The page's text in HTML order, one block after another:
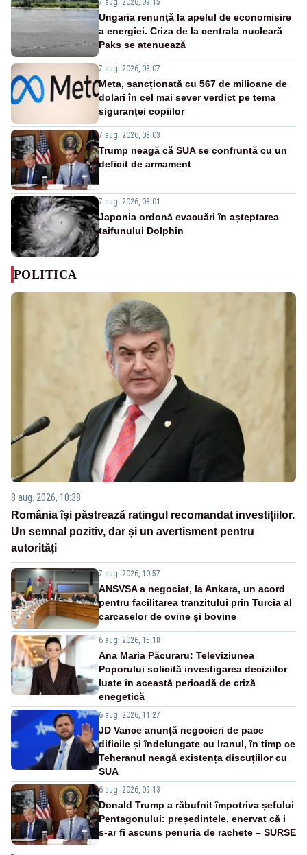
Ungaria renunță la apelul de economisire
a energiei. Criza de la centrala nucleară
Paks se atenuează
7 aug. 2026, 08:07
Meta, sancționată cu 567 de milioane de
dolari în cel mai sever verdict pe tema
siguranței copiilor
7 aug. 2026, 08:03
Trump neagă că SUA se confruntă cu un
deficit de armament
7 aug. 2026, 08:01
Japonia ordonă evacuări în așteptarea
taifunului Dolphin
POLITICA
8 aug. 2026, 10:38
România își păstrează ratingul recomandat investițiilor.
Un semnal pozitiv, dar și un avertisment pentru
autorități
7 aug. 2026, 10:57
ANSVSA a negociat, la Ankara, un acord
pentru facilitarea tranzitului prin Turcia al
carcaselor de ovine și bovine
6 aug. 2026, 15:18
Ana Maria Păcuraru: Televiziunea
Poporului solicită investigarea deciziilor
luate în această perioadă de criză
enegetică
6 aug. 2026, 11:27
JD Vance anunță negocieri de pace
dificile și îndelungate cu Iranul, în timp ce
Teheranul neagă existența discuțiilor cu
SUA
6 aug. 2026, 09:13
Donald Trump a răbufnit împotriva șefului
Pentagonului: președintele, enervat că i
s-ar fi ascuns penuria de rachete – SURSE